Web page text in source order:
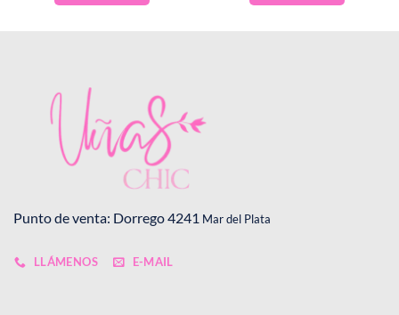
Punto de venta: Dorrego 4241 Mar del Plata
LLÁMENOS E-MAIL